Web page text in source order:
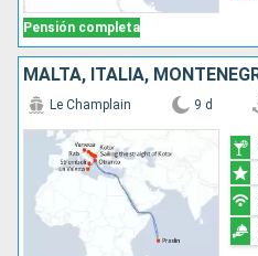
Pensión completa
Le Champlain 9 d